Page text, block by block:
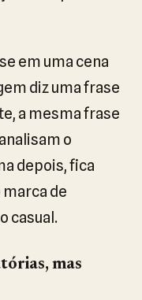
em uma cena
diz uma frase
a mesma frase
o
depois, fica
de
casual.
mas